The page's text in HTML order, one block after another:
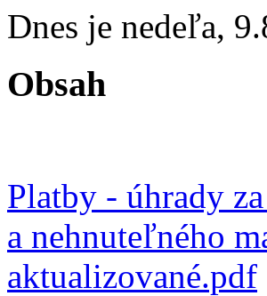
Dnes je nedeľa,
Obsah
Platby - úhrady
a nehnuteľného
aktualizované.pdf